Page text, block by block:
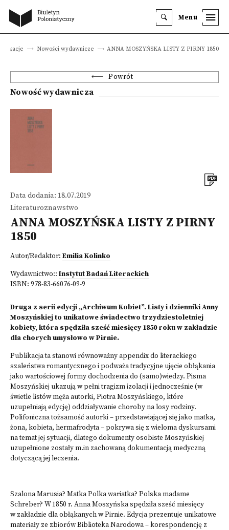
Menu
Nowości wydawnicze ANNA MOSZYŃSKA LISTY Z PIRNY 1850
Powrót
Nowość wydawnicza
Data dodania: 18.07.2019
Literaturoznawstwo
ANNA MOSZYŃSKA LISTY Z PIRNY
1850
Autor/Redaktor: Emilia Kolinko
Wydawnictwo:: Instytut Badań Literackich
ISBN: 978-83-66076-09-9
Druga z serii edycji „Archiwum Kobiet”. Listy i dzienniki Anny
Moszyńskiej to unikatowe świadectwo trzydziestoletniej
kobiety, która spędziła sześć miesięcy 1850 roku w zakładzie
dla chorych umysłowo w Pirnie.
Publikacja ta stanowi równoważny appendix do literackiego
szaleństwa romantycznego i podważa tradycyjne ujęcie obłąkania
jako wartościowej formy dochodzenia do (samo)wiedzy. Pisma
Moszyńskiej ukazują w pełni tragizm izolacji i jednocześnie (w
świetle listów męża autorki, Piotra Moszyńskiego, które
uzupełniają edycję) oddziaływanie choroby na losy rodziny.
Polifoniczna tożsamość autorki – przedstawiającej się jako matka,
żona, kobieta, hermafrodyta – pokrywa się z wieloma dyskursami
na temat jej sytuacji, dlatego dokumenty osobiste Moszyńskiej
uzupełnione zostały m.in zachowaną dokumentacją medyczną
dotyczącą jej leczenia.
Szalona Marusia? Matka Polka wariatka? Polska madame
Schreber? W 1850 r. Anna Moszyńska spędziła sześć miesięcy
w zakładzie dla obłąkanych w Pirnie. Edycja prezentuje unikatowe
materiały ze zbiorówBiblioteka Narodowa– korespondencję z